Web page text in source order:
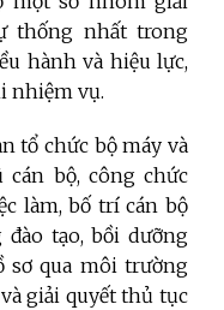
thống nhất trong
hành và hiệu lực,
nhiệm vụ.
tổ chức bộ máy và
bộ, công chức
làm, bố trí cán bộ
tạo, bồi dưỡng
sơ qua môi trường
giải quyết thủ tục